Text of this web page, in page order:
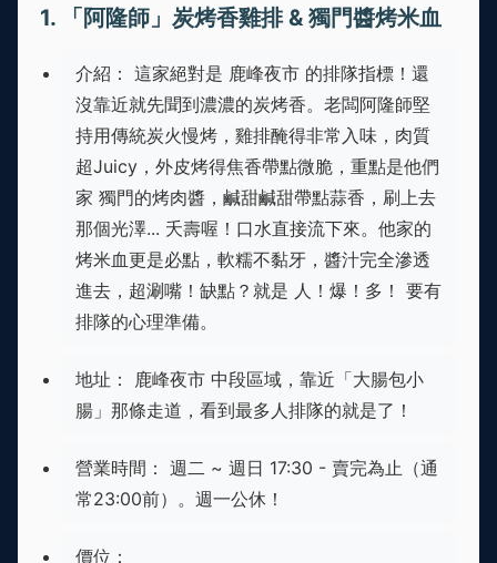
1. 「阿隆師」炭烤香雞排 & 獨門醬烤米血
介紹： 這家絕對是 鹿峰夜市 的排隊指標！還
沒靠近就先聞到濃濃的炭烤香。老闆阿隆師堅
持用傳統炭火慢烤，雞排醃得非常入味，肉質
超Juicy，外皮烤得焦香帶點微脆，重點是他們
家 獨門的烤肉醬，鹹甜鹹甜帶點蒜香，刷上去
那個光澤... 夭壽喔！口水直接流下來。他家的
烤米血更是必點，軟糯不黏牙，醬汁完全滲透
進去，超涮嘴！缺點？就是 人！爆！多！ 要有
排隊的心理準備。
地址： 鹿峰夜市 中段區域，靠近「大腸包小
腸」那條走道，看到最多人排隊的就是了！
營業時間： 週二 ~ 週日 17:30 - 賣完為止（通
常23:00前）。週一公休！
價位：